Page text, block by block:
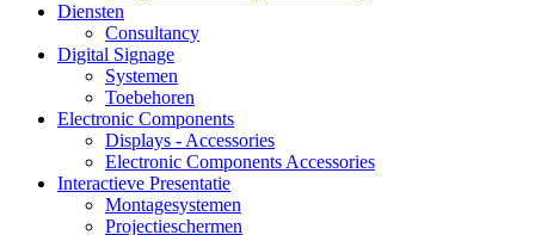
Diensten
Consultancy
Digital Signage
Systemen
Toebehoren
Electronic Components
Displays - Accessories
Electronic Components Accessories
Interactieve Presentatie
Montagesystemen
Projectieschermen